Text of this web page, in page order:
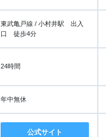
東武亀戸線 / 小村井駅 出入
口 徒歩4分
24時間
年中無休
公式サイト